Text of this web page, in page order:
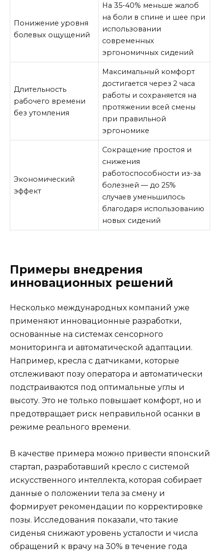
Понижение уровня
болевых ощущений
На 35-40% меньше жалоб
на боли в спине и шее при
использовании
современных
эргономичных сидений
Длительность
рабочего времени
без утомления
Максимальный комфорт
достигается через 2 часа
работы и сохраняется на
протяжении всей смены
при правильной
эргономике
Экономический
эффект
Сокращение простоя и
снижения
работоспособности из-за
болезней — до 25%
случаев уменьшилось
благодаря использованию
новых сидений
Примеры внедрения
инновационных решений
Несколько международных компаний уже
применяют инновационные разработки,
основанные на системах сенсорного
мониторинга и автоматической адаптации.
Например, кресла с датчиками, которые
отслеживают позу оператора и автоматически
подстраиваются под оптимальные углы и
высоту. Это не только повышает комфорт, но и
предотвращает риск неправильной осанки в
режиме реального времени.
В качестве примера можно привести японский
стартап, разработавший кресло с системой
искусственного интеллекта, которая собирает
данные о положении тела за смену и
формирует рекомендации по корректировке
позы. Исследования показали, что такие
сиденья снижают уровень усталости и числа
обращений к врачу на 30% в течение года